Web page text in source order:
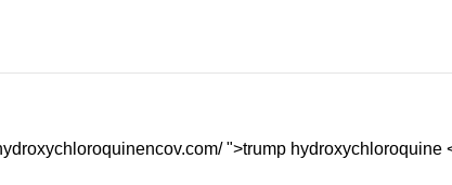
">trump hydroxychloroquine